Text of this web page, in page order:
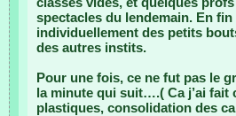
spectacles du lendemain. En
individuellement des petits
des autres instits.
Pour une fois, ce ne fut pas le
la minute qui suit….( Ca j’ai
plastiques, consolidation des